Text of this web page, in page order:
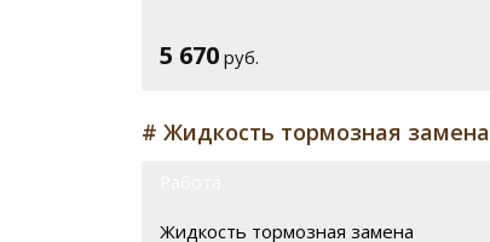
5 670 руб.
# Жидкость тормозная замена
Жидкость тормозная замена